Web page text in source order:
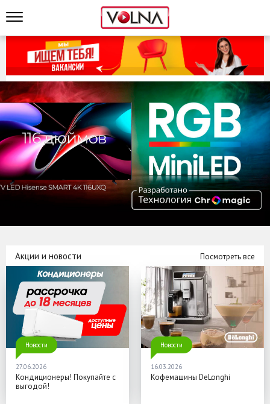
Акции и новости Посмотреть все
Новости
27.06.2026
Кондиционеры! Покупайте с
выгодой!
Новости
16.03.2026
Кофемашины DeLonghi